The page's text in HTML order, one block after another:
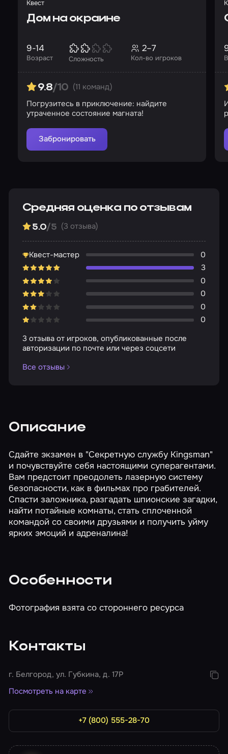
Квест
Дом на окраине
Возраст
9-14
Сложность Кол-во игроков
2–7
9.8/10 (11 команд)
Погрузитесь в приключение: найдите
утраченное состояние магната!
Забронировать
Средняя оценка по отзывам
5.0/5 (3 отзыва)
Квест-мастер
0
3
0
0
0
0
3 отзыва от игроков, опубликованные после
авторизации по почте или через соцсети
Все отзывы
Описание
Сдайте экзамен в "Секретную службу Kingsman"
и почувствуйте себя настоящими суперагентами.
Вам предстоит преодолеть лазерную систему
безопасности, как в фильмах про грабителей.
Спасти заложника, разгадать шпионские загадки,
найти потайные комнаты, стать сплоченной
командой со своими друзьями и получить уйму
ярких эмоций и адреналина!
Особенности
Фотография взята со стороннего ресурса
Контакты
г. Белгород, ул. Губкина, д. 17Р
Посмотреть на карте
+7 (800) 555-28-70